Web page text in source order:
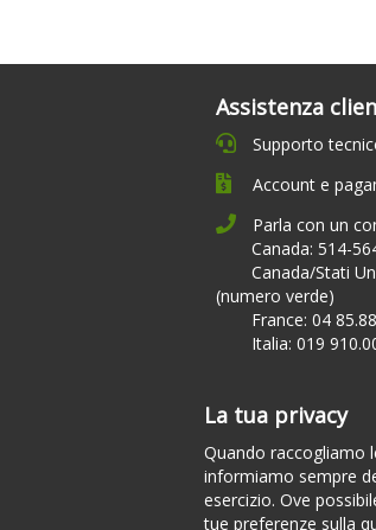
Assistenza
Supporto
Account e
Parla con un
Canada: 514-
Canada/Stati
(numero verde)
France: 04
Italia: 019
La tua privacy
Quando raccogliamo
informiamo sempre
esercizio. Ove
tue preferenze sulla